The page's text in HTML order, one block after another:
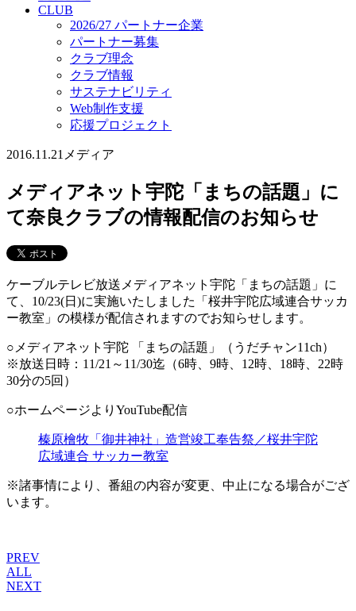
CLUB
2026/27 パートナー企業
パートナー募集
クラブ理念
クラブ情報
サステナビリティ
Web制作支援
応援プロジェクト
2016.11.21 メディア
メディアネット宇陀「まちの話題」に
て奈良クラブの情報配信のお知らせ
ケーブルテレビ放送メディアネット宇陀「まちの話題」に
て、10/23(日)に実施いたしました「桜井宇陀広域連合サッカ
ー教室」の模様が配信されますのでお知らせします。
○メディアネット宇陀 「まちの話題」（うだチャン11ch）
※放送日時：11/21～11/30迄（6時、9時、12時、18時、22時
30分の5回）
○ホームページよりYouTube配信
榛原檜牧「御井神社」造営竣工奉告祭／桜井宇陀
広域連合 サッカー教室
※諸事情により、番組の内容が変更、中止になる場合がござ
います。
PREV
ALL
NEXT